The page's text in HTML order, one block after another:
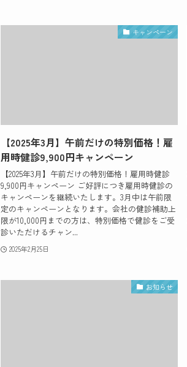
キャンペーン
【2025年3月】午前だけの特別価格！雇
用時健診9,900円キャンペーン
【2025年3月】午前だけの特別価格！雇用時健診
9,900円キャンペーン ご好評につき雇用時健診の
キャンペーンを継続いたします。3月中は午前限
定のキャンペーンとなります。会社の健診補助上
限が10,000円までの方は、特別価格で健診をご受
診いただけるチャン...
2025年2月25日
お知らせ